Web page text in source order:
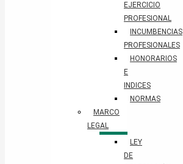
EJERCICIO
PROFESIONAL
INCUMBENCIAS
PROFESIONALES
HONORARIOS
E
INDICES
NORMAS
MARCO
LEGAL
LEY
DE